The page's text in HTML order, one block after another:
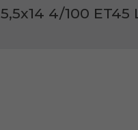
4/100 ET45